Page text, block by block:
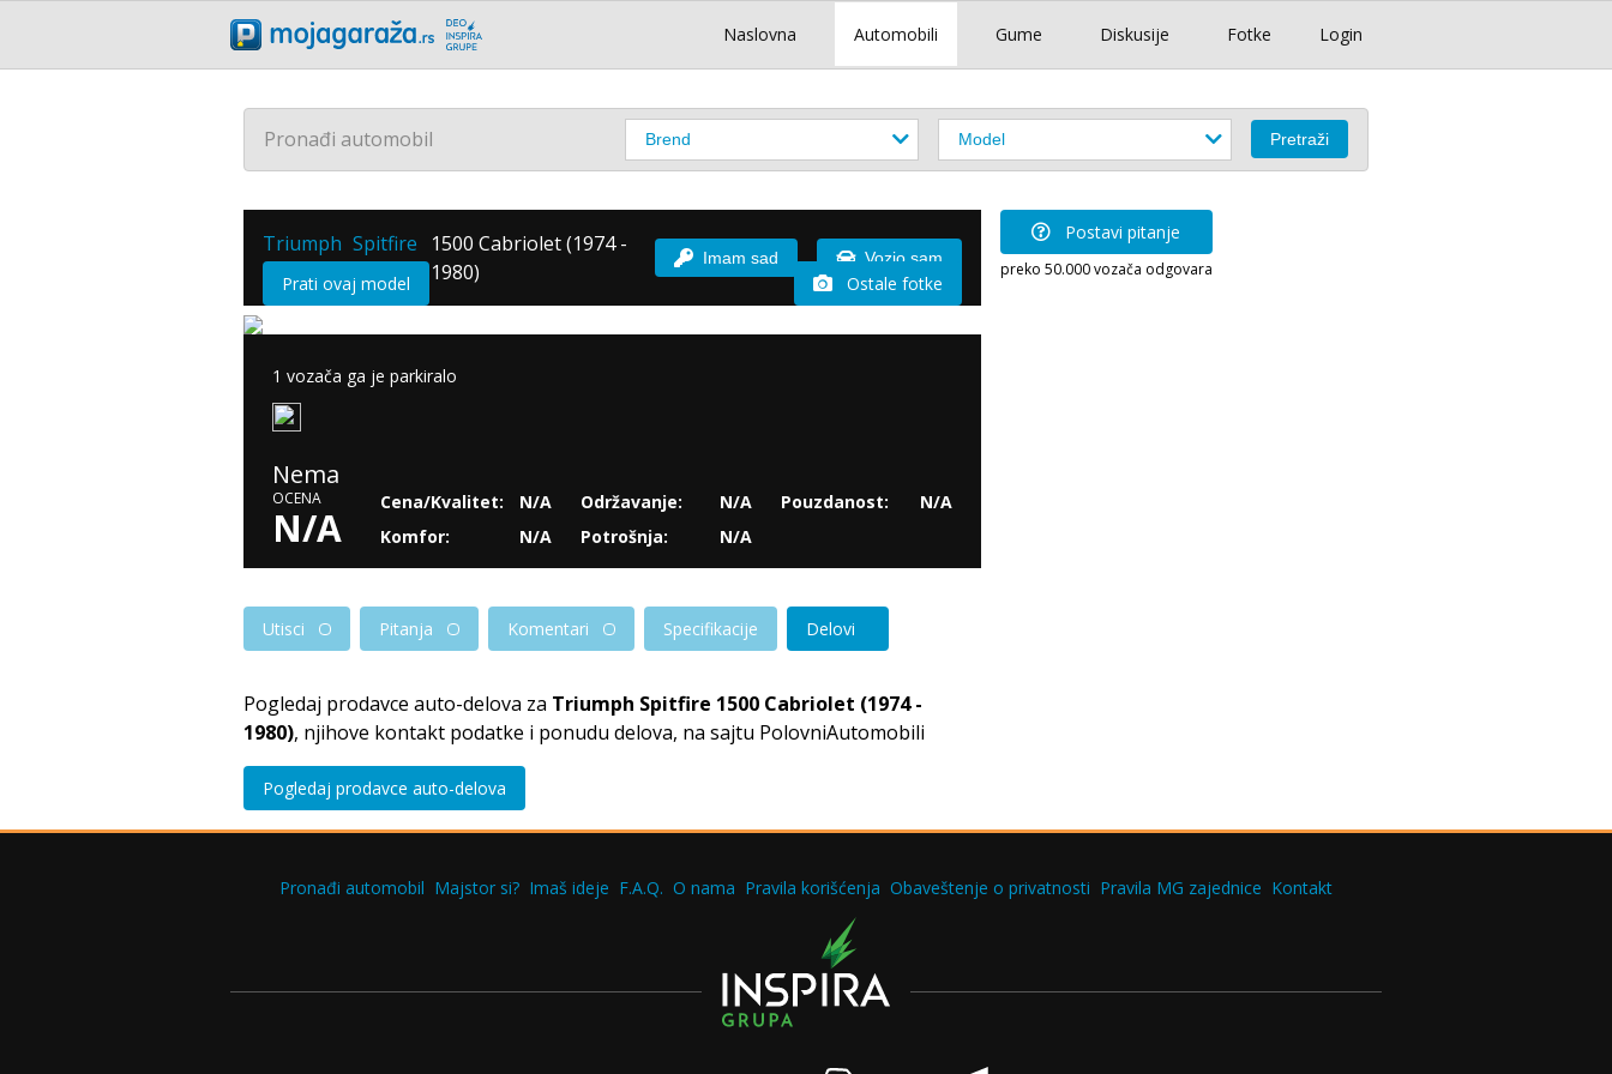
Login
Naslovna Automobili Gume Diskusije Fotke
Pronađi automobil
Triumph Spitfire
1500 Cabriolet (1974 -
1980)
Imam sad Vozio sam
Prati ovaj model Ostale fotke
1 vozača ga je parkiralo
Nema
OCENA
N/A
Cena/Kvalitet:
N/A
Komfor:
N/A
Održavanje:
N/A
Potrošnja:
N/A
Pouzdanost: N/A
Utisci Pitanja Komentari Specifikacije Delovi
Pogledaj prodavce auto-delova za Triumph Spitfire 1500 Cabriolet (1974 -
1980), njihove kontakt podatke i ponudu delova, na sajtu PolovniAutomobili
Pogledaj prodavce auto-delova
Postavi pitanje
preko 50.000 vozača odgovara
Pronađi automobil Majstor si? Imaš ideje F.A.Q. O nama Pravila korišćenja Obaveštenje o privatnosti Pravila MG zajednice Kontakt